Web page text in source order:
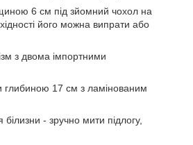
6 см під зйомний чохол на
його можна випрати або
з двома імпортними
глибиною 17 см з ламінованим
- зручно мити підлогу,